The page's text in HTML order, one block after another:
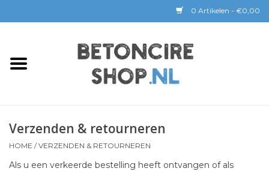
0 Artikelen - €0,00
Home
BaseBeton | Kant & Klaar
Sichtbeton
Verzenden & retourneren
HOME /VERZENDEN & RETOURNEREN
Als u een verkeerde bestelling heeft ontvangen of als